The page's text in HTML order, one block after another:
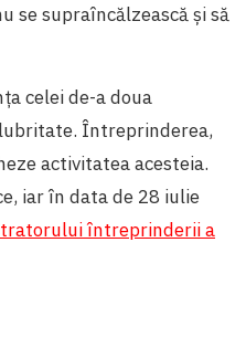
se supraîncălzească și să
celei de-a doua
Întreprinderea,
activitatea acesteia.
iar în data de 28 iulie
întreprinderii a